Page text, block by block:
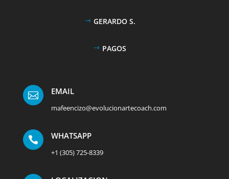
GERARDO S.
PAGOS
 EMAIL
mafeencizo@evolucionartecoach.com
 WHATSAPP
+1 (305) 725-8339